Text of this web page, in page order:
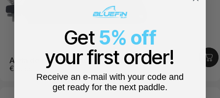
Aleta de caja estadounidense negra grande
€39,99
Get 5% off
your first order!
Receive an e-mail with your code and
get ready for the next paddle.